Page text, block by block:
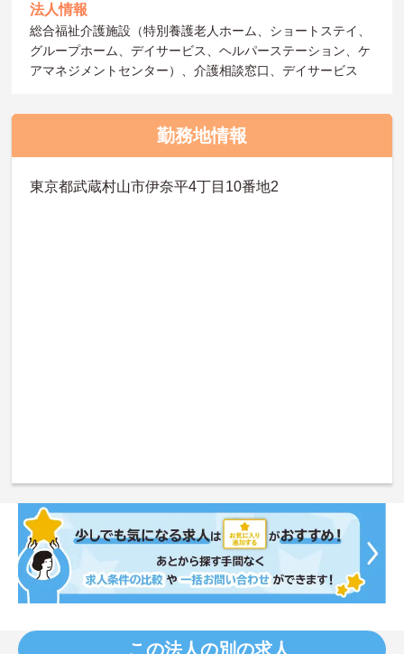
法人情報
総合福祉介護施設（特別養護老人ホーム、ショートステイ、
グループホーム、デイサービス、ヘルパーステーション、ケ
アマネジメントセンター）、介護相談窓口、デイサービス
勤務地情報
東京都武蔵村山市伊奈平4丁目10番地2
この法人の別の求人